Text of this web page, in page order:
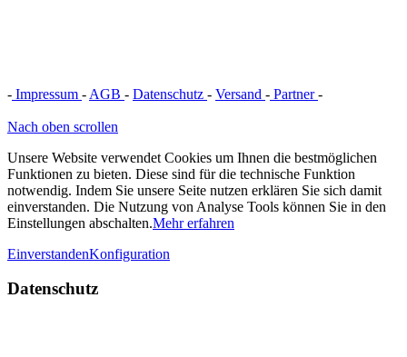
- Impressum - AGB - Datenschutz - Versand - Partner-
Nach oben scrollen
Unsere Website verwendet Cookies um Ihnen die bestmöglichen
Funktionen zu bieten. Diese sind für die technische Funktion
notwendig. Indem Sie unsere Seite nutzen erklären Sie sich damit
einverstanden. Die Nutzung von Analyse Tools können Sie in den
Einstellungen abschalten.Mehr erfahren
EinverstandenKonfiguration
Datenschutz